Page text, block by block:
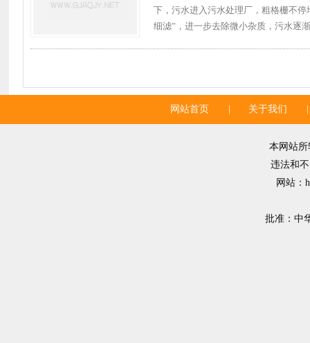
下，污水进入污水处理厂，粗格栅不
细滤”，进一步去除微小杂质，污水逐
网站首页 关于我们
本网站
违法和
网站：
批准：